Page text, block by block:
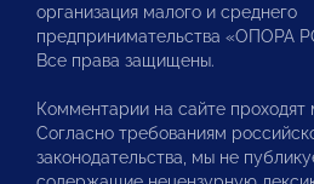
организация малого и среднего
предпринимательства «ОПОРА
Все права защищены.
Комментарии на сайте проходят
Согласно требованиям
законодательства, мы не